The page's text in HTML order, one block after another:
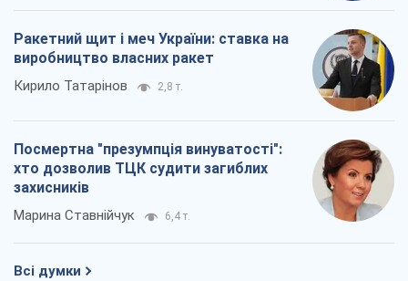
Ракетний щит і меч України: ставка на
виробництво власних ракет
Кирило Татарінов 2,8 т.
Посмертна "презумпція винуватості":
хто дозволив ТЦК судити загиблих
захисників
Марина Ставнійчук 6,4 т.
Всі думки